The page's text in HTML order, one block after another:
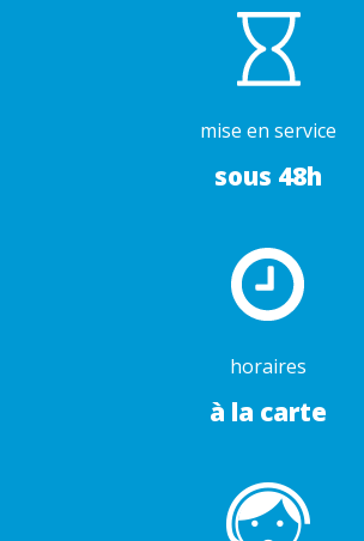
mise en service
sous 48h
horaires
à la carte